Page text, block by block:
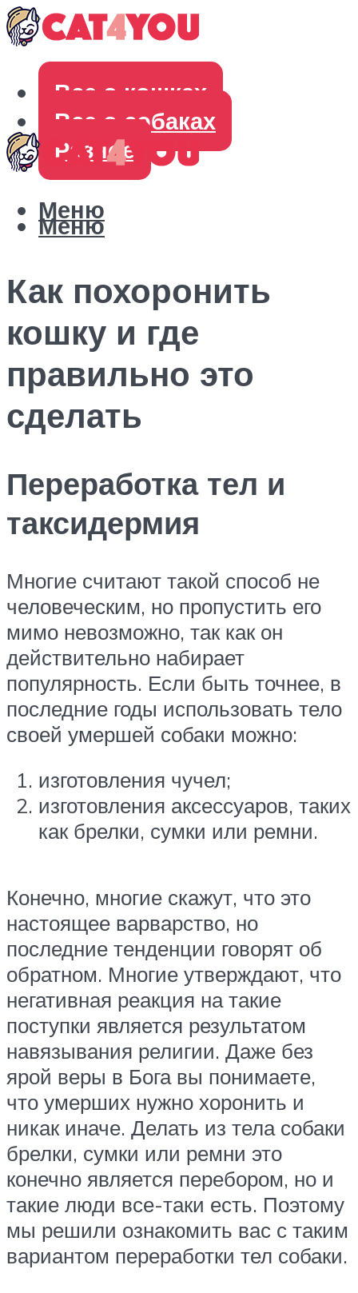
Все о кошках
Все о собаках
Разное
Меню
Меню
Как похоронить
кошку и где
правильно это
сделать
Переработка тел и
таксидермия
Многие считают такой способ не
человеческим, но пропустить его
мимо невозможно, так как он
действительно набирает
популярность. Если быть точнее, в
последние годы использовать тело
своей умершей собаки можно:
изготовления чучел;
изготовления аксессуаров, таких
как брелки, сумки или ремни.
Конечно, многие скажут, что это
настоящее варварство, но
последние тенденции говорят об
обратном. Многие утверждают, что
негативная реакция на такие
поступки является результатом
навязывания религии. Даже без
ярой веры в Бога вы понимаете,
что умерших нужно хоронить и
никак иначе. Делать из тела собаки
брелки, сумки или ремни это
конечно является перебором, но и
такие люди все-таки есть. Поэтому
мы решили ознакомить вас с таким
вариантом переработки тел собаки.